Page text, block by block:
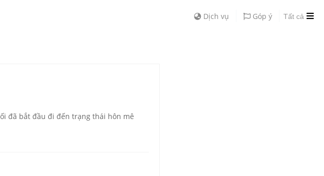
Dịch vụ Góp ý Tất cả
đã bắt đầu đi đến trạng thái hôn mê